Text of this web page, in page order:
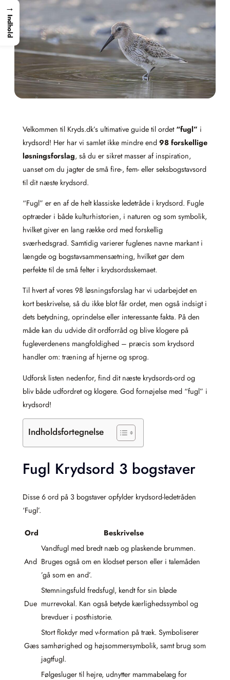
Velkommen til Kryds.dk’s ultimative guide til ordet “fugl” i
krydsord! Her har vi samlet ikke mindre end 98 forskellige
løsningsforslag, så du er sikret masser af inspiration,
uanset om du jagter de små fire-, fem- eller seksbogstavsord
til dit næste krydsord.
“Fugl” er en af de helt klassiske ledetråde i krydsord. Fugle
optræder i både kulturhistorien, i naturen og som symbolik,
hvilket giver en lang række ord med forskellig
sværhedsgrad. Samtidig varierer fuglenes navne markant i
længde og bogstavsammensætning, hvilket gør dem
perfekte til de små felter i krydsordsskemaet.
Til hvert af vores 98 løsningsforslag har vi udarbejdet en
kort beskrivelse, så du ikke blot får ordet, men også indsigt i
dets betydning, oprindelse eller interessante fakta. På den
måde kan du udvide dit ordforråd og blive klogere på
fugleverdenens mangfoldighed – præcis som krydsord
handler om: træning af hjerne og sprog.
Udforsk listen nedenfor, find dit næste krydsords-ord og
bliv både udfordret og klogere. God fornøjelse med “fugl” i
krydsord!
Indholdsfortegnelse
Fugl Krydsord 3 bogstaver
Disse 6 ord på 3 bogstaver opfylder krydsord-ledetråden
‘Fugl’.
Ord Beskrivelse
And
Vandfugl med bredt næb og plaskende brummen.
Bruges også om en klodset person eller i talemåden
’gå som en and’.
Due
Stemningsfuld fredsfugl, kendt for sin bløde
murrevokal. Kan også betyde kærlighedssymbol og
brevduer i posthistorie.
Gæs
Stort flokdyr med v-formation på træk. Symboliserer
samhørighed og højsommersymbolik, samt brug som
jagtfugl.
Følgesluger til hejre, udnytter mammabelæg for
→
Indhold